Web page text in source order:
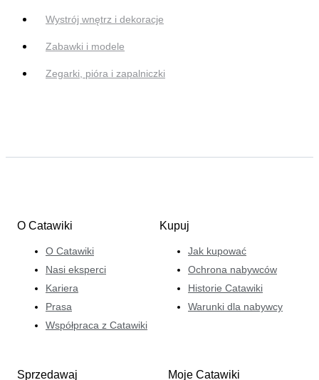
Wystrój wnętrz i dekoracje
Zabawki i modele
Zegarki, pióra i zapalniczki
O Catawiki
O Catawiki
Nasi eksperci
Kariera
Prasa
Współpraca z Catawiki
Kupuj
Jak kupować
Ochrona nabywców
Historie Catawiki
Warunki dla nabywcy
Sprzedawaj Moje Catawiki